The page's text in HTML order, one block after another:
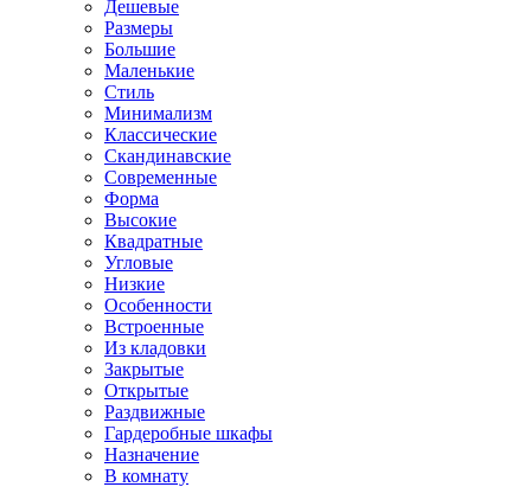
Дешевые
Размеры
Большие
Маленькие
Стиль
Минимализм
Классические
Скандинавские
Современные
Форма
Высокие
Квадратные
Угловые
Низкие
Особенности
Встроенные
Из кладовки
Закрытые
Открытые
Раздвижные
Гардеробные шкафы
Назначение
В комнату